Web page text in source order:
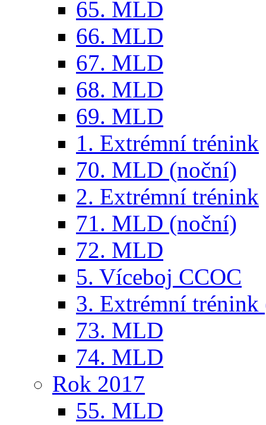
65. MLD
66. MLD
67. MLD
68. MLD
69. MLD
1. Extrémní trénink
70. MLD (noční)
2. Extrémní trénink
71. MLD (noční)
72. MLD
5. Víceboj CCOC
3. Extrémní trénink
73. MLD
74. MLD
Rok 2017
55. MLD